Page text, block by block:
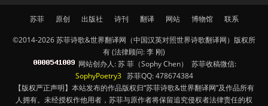
苏菲 原创 出版社 诗刊 翻译 网站 博物馆 联系
©2014-2026 苏菲诗歌&世界翻译网（中国汉英对照世界诗歌翻译网）版权所
有 (法律顾问: 李 刚)
网站创办人: 苏 菲（Sophy Chen） 苏菲收稿微信:
SophyPoetry3苏菲QQ: 478674384
【版权严正声明】本站发布的作品版权归“苏菲诗歌&世界翻译网”及作品所有
人拥有。未经授权作他用者，苏菲与原作者将保留追究侵权者法律责任的权